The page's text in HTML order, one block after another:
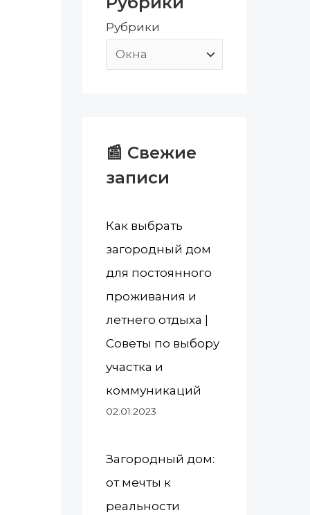
:Рубрики
📰 Свежие
записи
Как выбрать
загородный дом
для постоянного
проживания и
летнего отдыха |
Советы по выбору
участка и
коммуникаций
02.01.2023
Загородный дом:
от мечты к
реальности